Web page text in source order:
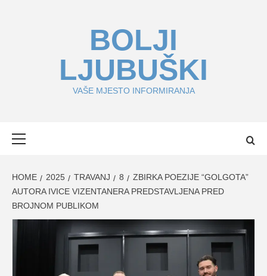
BOLJI
LJUBUŠKI
VAŠE MJESTO INFORMIRANJA
HOME 2025 TRAVANJ 8
ZBIRKA POEZIJE “GOLGOTA”
AUTORA IVICE VIZENTANERA PREDSTAVLJENA PRED
BROJNOM PUBLIKOM